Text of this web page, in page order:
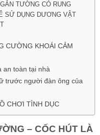
TƯỜNG CÓ RUNG
SỬ DỤNG DƯƠNG VẬT
CƯỜNG KHOÁI CẢM
an toàn tại nhà
trước người đàn ông của
CHƠI TÌNH DỤC
– CỐC HÚT LÀ